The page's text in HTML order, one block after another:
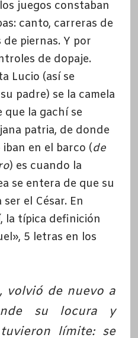
juegos constaban
canto, carreras de
piernas. Y por
de dopaje.
Lucio (así se
padre) se la camela
que la gachí se
patria, de donde
en el barco (de
) es cuando la
se entera de que su
el César. En
la típica definición
5 letras en los
volvió de nuevo a
su locura y
límite: se